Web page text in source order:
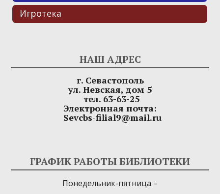
Игротека
НАШ АДРЕС
г. Севастополь
ул. Невская, дом 5
тел. 63-63-25
Электронная почта:
Sevcbs-filial9@mail.ru
ГРАФИК РАБОТЫ БИБЛИОТЕКИ
Понедельник-пятница –